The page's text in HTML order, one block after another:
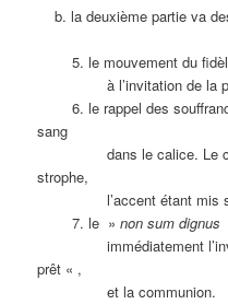
b. la deuxième partie va
5. le mouvement du
à l’invitation de la
6. le rappel des
sang
dans le calice. Le
strophe,
l’accent étant mis sur
7. le »non sum dignus
immédiatement
prêt « ,
et la communion.